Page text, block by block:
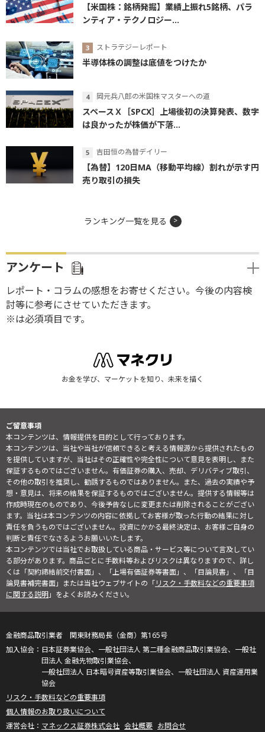
【米国株：銘柄発掘】業績上振れ5銘柄、パラ
ンティア・テクノロジー...
ストラテジーレポート
半導体株の調整は底値をつけたか
岡元兵八郎の米国株マスターへの道
スペースＸ［SPCX］上場後初の決算発表、数字
は良かったが株価が下落...
吉田恒の為替デイリー
【為替】120日MA（移動平均線）割れが示す円
売り取引の損失
ランキング一覧を見る
アンケート
レポート・コラムの感想をお寄せください。今後の内容検
討等に参考にさせていただきます。
※は必須項目です。
お金を学び、マーケットを知り、未来を描く
ご留意事項
本コンテンツは、情報提供を目的として行っております。
本コンテンツは、当社や当社が信頼できると考える情報源から提供されたもの
を提供していますが、当社はその正確性や完全性について意見を表明し、また
保証するものではございません。有価証券の購入、売却、デリバティブ取引、
その他の取引を推奨し、勧誘するものではありません。また、過去の実績や予
想・意見は、将来の結果を保証するものではございません。提供する情報等は
作成時現在のものであり、今後予告なしに変更または削除されることがござい
ます。当社は本コンテンツの内容に依拠してお客様が取った行動の結果に対し
責任を負うものではございません。投資にかかる最終決定は、お客様ご自身の
判断と責任でなさるようお願いいたします。
本コンテンツでは当社でお取扱している商品・サービス等について言及してい
る部分があります。商品ごとに手数料等およびリスクは異なりますので、詳し
くは「契約締結前交付書面」、「上場有価証券等書面」、「目論見書」、「目
論見書補完書面」または当社ウェブサイトの「リスク・手数料などの重要事項
に関する説明」をよくお読みください。
金融商品取引業者 関東財務局長（金商）第165号
日本証券業協会、一般社団法人 第二種金融商品取引業協会、一般社
団法人 金融先物取引業協会、
一般社団法人 日本暗号資産等取引業協会、一般社団法人 資産運用業
協会
リスク・手数料などの重要事項
個人情報のお取り扱いについて
マネックス証券株式会社 会社概要 お問合せ